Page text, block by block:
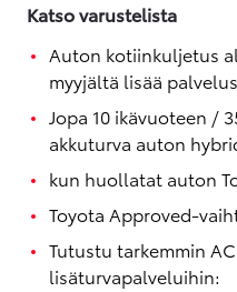
Katso varustelista
Auton kotiinkuljetus
myyjältä lisää
Jopa 10 ikävuoteen /
akkuturva auton
kun huollatat auton
Toyota Approved-
Tutustu tarkemmin
lisäturvapalveluihin: